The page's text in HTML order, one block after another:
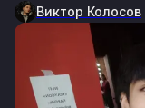
Виктор Колосов